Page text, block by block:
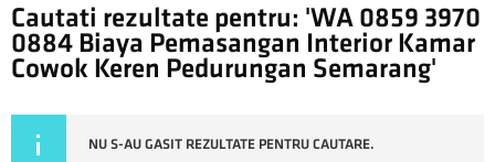
Cautati rezultate pentru: 'WA 0859 3970
0884 Biaya Pemasangan Interior Kamar
Cowok Keren Pedurungan Semarang'
NU S-AU GASIT REZULTATE PENTRU CAUTARE.